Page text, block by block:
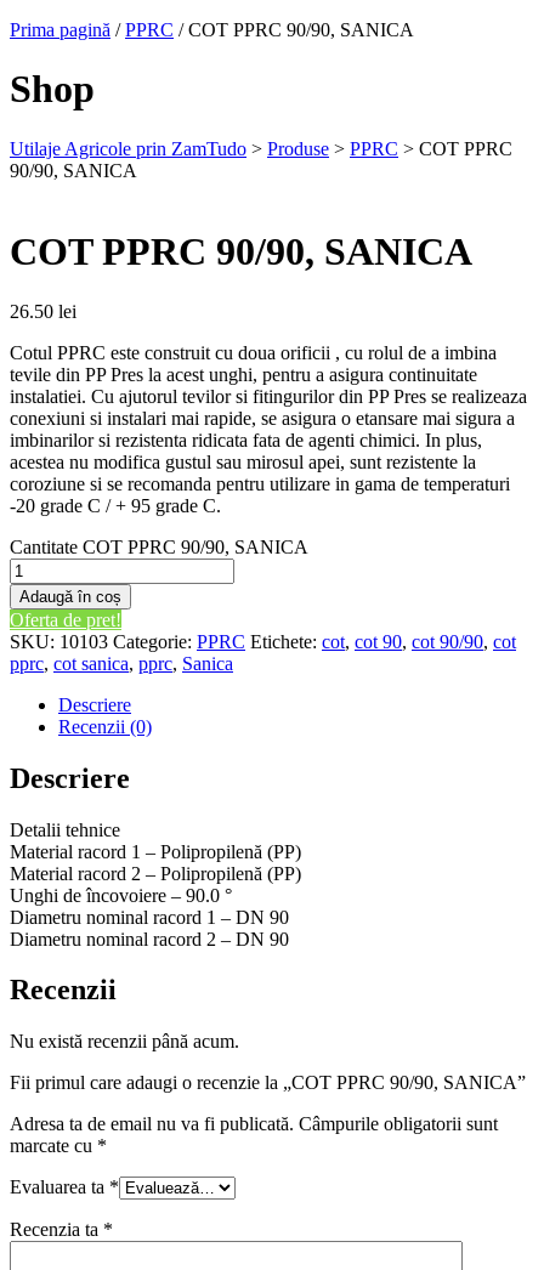
Prima pagină /PPRC / COT PPRC 90/90, SANICA
Shop
Utilaje Agricole prin ZamTudo > Produse > PPRC > COT PPRC
90/90, SANICA
COT PPRC 90/90, SANICA
26.50 lei
Cotul PPRC este construit cu doua orificii , cu rolul de a imbina
tevile din PP Pres la acest unghi, pentru a asigura continuitate
instalatiei. Cu ajutorul tevilor si fitingurilor din PP Pres se realizeaza
conexiuni si instalari mai rapide, se asigura o etansare mai sigura a
imbinarilor si rezistenta ridicata fata de agenti chimici. In plus,
acestea nu modifica gustul sau mirosul apei, sunt rezistente la
coroziune si se recomanda pentru utilizare in gama de temperaturi
-20 grade C / + 95 grade C.
Cantitate COT PPRC 90/90, SANICA
Adaugă în coș
Oferta de pret!
SKU: 10103 Categorie: PPRC Etichete: cot, cot 90, cot 90/90, cot
pprc, cot sanica, pprc, Sanica
Descriere
Recenzii (0)
Descriere
Detalii tehnice
Material racord 1 – Polipropilenă (PP)
Material racord 2 – Polipropilenă (PP)
Unghi de încovoiere – 90.0 °
Diametru nominal racord 1 – DN 90
Diametru nominal racord 2 – DN 90
Recenzii
Nu există recenzii până acum.
Fii primul care adaugi o recenzie la „COT PPRC 90/90, SANICA”
Adresa ta de email nu va fi publicată. Câmpurile obligatorii sunt
marcate cu *
Evaluarea ta *
Recenzia ta *